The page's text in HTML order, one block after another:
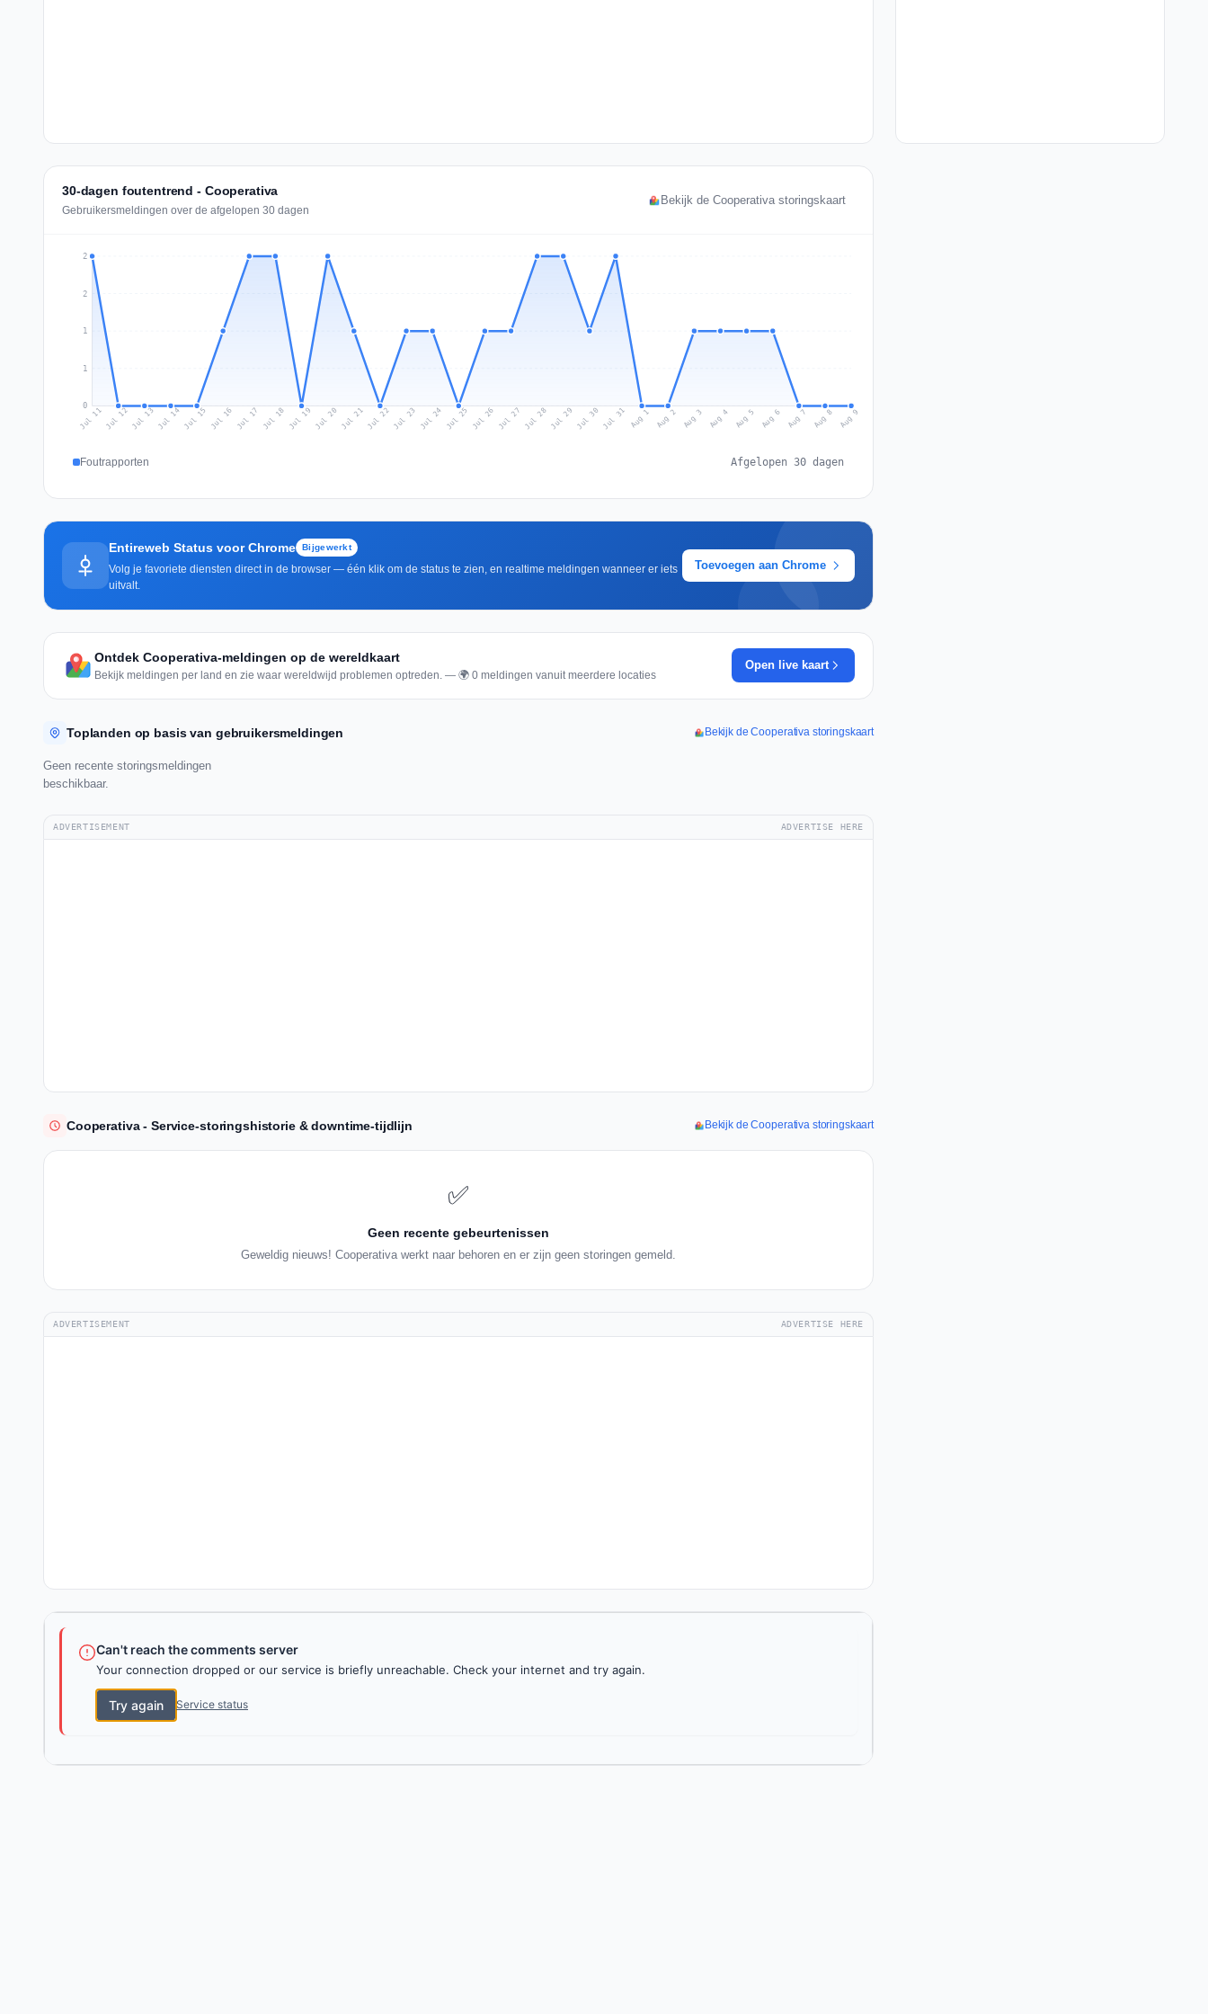
30-dagen foutentrend - Cooperativa
Gebruikersmeldingen over de afgelopen 30 dagen
Bekijk de Cooperativa storingskaart
0
1
1
2
2
Jul 11Jul 12Jul 13 Jul 14Jul 15 Jul 16 Jul 17 Jul 18 Jul 19 Jul 20 Jul 21Jul 22Jul 23 Jul 24 Jul 25 Jul 26 Jul 27 Jul 28Jul 29 Jul 30 Jul 31 Aug 1 Aug 2 Aug 3 Aug 4 Aug 5 Aug 6 Aug 7 Aug 8 Aug 9
Foutrapporten Afgelopen 30 dagen
Entireweb Status voor Chrome Bijgewerkt
Volg je favoriete diensten direct in de browser — één klik om de status te zien, en realtime meldingen wanneer er iets
uitvalt.
Toevoegen aan Chrome
Ontdek Cooperativa-meldingen op de wereldkaart
Bekijk meldingen per land en zie waar wereldwijd problemen optreden. — 🌍 0 meldingen vanuit meerdere locaties
Open live kaart
Toplanden op basis van gebruikersmeldingen Bekijk de Cooperativa storingskaart
Geen recente storingsmeldingen
beschikbaar.
ADVERTISEMENT ADVERTISE HERE
Cooperativa - Service-storingshistorie & downtime-tijdlijn Bekijk de Cooperativa storingskaart
✅
Geen recente gebeurtenissen
Geweldig nieuws! Cooperativa werkt naar behoren en er zijn geen storingen gemeld.
ADVERTISEMENT ADVERTISE HERE
Can't reach the comments server
Your connection dropped or our service is briefly unreachable. Check your internet and try again.
Try again Service status